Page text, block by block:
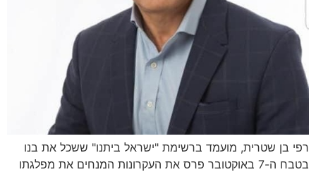
רפי בן שטרית, מועמד ברשימת "ישראל ביתנו" ששכל את בנו
בטבח ה-7 באוקטובר פרס את העקרונות המנחים את מפלגתו